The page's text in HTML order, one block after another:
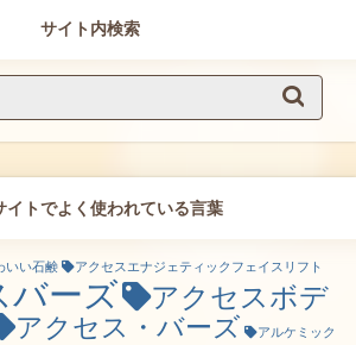
サイト内検索
イトでよく使われている言葉
いい石鹸 アクセスエナジェティックフェイスリフト
バーズ
アクセスボデ
アクセス・バーズ
アルケミック